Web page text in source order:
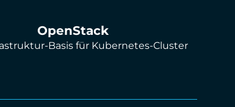
OpenStack
Basis für Kubernetes-Cluster